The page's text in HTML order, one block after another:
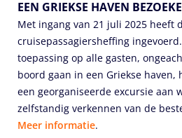
EEN GRIEKSE HAVEN
Met ingang van 21 juli 2025 heeft
cruisepassagiersheffing
toepassing op alle gasten,
boord gaan in een Griekse haven,
een georganiseerde excursie aan
zelfstandig verkennen van de
Meer informatie.